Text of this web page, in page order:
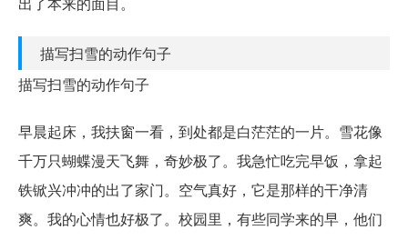
描写扫雪的动作句子
描写扫雪的动作句子
早晨起床，我扶窗一看，到处都是白茫茫的一片。雪花像
千万只蝴蝶漫天飞舞，奇妙极了。我急忙吃完早饭，拿起
铁锨兴冲冲的出了家门。空气真好，它是那样的干净清
爽。我的心情也好极了。校园里，有些同学来的早，他们